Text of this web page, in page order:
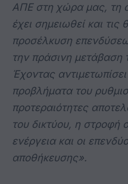
ΑΠΕ στη χώρα μας, τη
έχει σημειωθεί και τις
προσέλκυση
την πράσινη μετάβαση
Έχοντας
προβλήματα του
προτεραιότητες
του δικτύου, η στροφή
ενέργεια και οι
αποθήκευσης».